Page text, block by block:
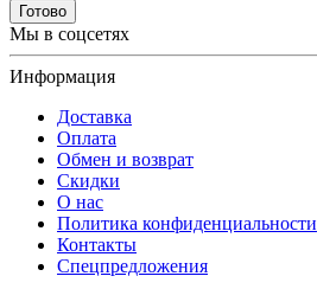
Готово
Мы в соцсетях
Информация
Доставка
Оплата
Обмен и возврат
Скидки
О нас
Политика конфиденциальности
Контакты
Спецпредложения